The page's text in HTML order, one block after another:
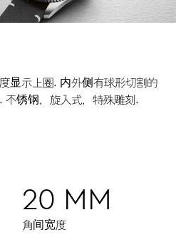
显示上圈. 内外侧有球形切割的
不锈钢，旋入式，特殊雕刻.
20 MM
角间宽度